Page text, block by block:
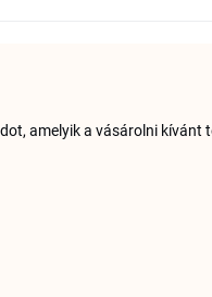
amelyik a vásárolni kívánt